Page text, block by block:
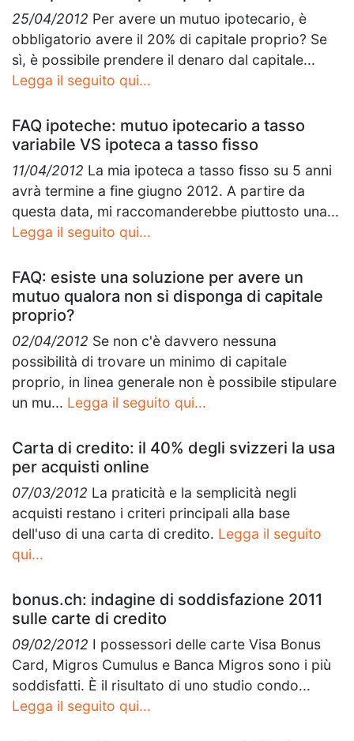
25/04/2012 Per avere un mutuo ipotecario, è
obbligatorio avere il 20% di capitale proprio? Se
sì, è possibile prendere il denaro dal capitale...
Legga il seguito qui...
FAQ ipoteche: mutuo ipotecario a tasso
variabile VS ipoteca a tasso fisso
11/04/2012 La mia ipoteca a tasso fisso su 5 anni
avrà termine a fine giugno 2012. A partire da
questa data, mi raccomanderebbe piuttosto una...
Legga il seguito qui...
FAQ: esiste una soluzione per avere un
mutuo qualora non si disponga di capitale
proprio?
02/04/2012 Se non c'è davvero nessuna
possibilità di trovare un minimo di capitale
proprio, in linea generale non è possibile stipulare
un mu... Legga il seguito qui...
Carta di credito: il 40% degli svizzeri la usa
per acquisti online
07/03/2012 La praticità e la semplicità negli
acquisti restano i criteri principali alla base
dell'uso di una carta di credito. Legga il seguito
qui...
bonus.ch: indagine di soddisfazione 2011
sulle carte di credito
09/02/2012 I possessori delle carte Visa Bonus
Card, Migros Cumulus e Banca Migros sono i più
soddisfatti. È il risultato di uno studio condo...
Legga il seguito qui...